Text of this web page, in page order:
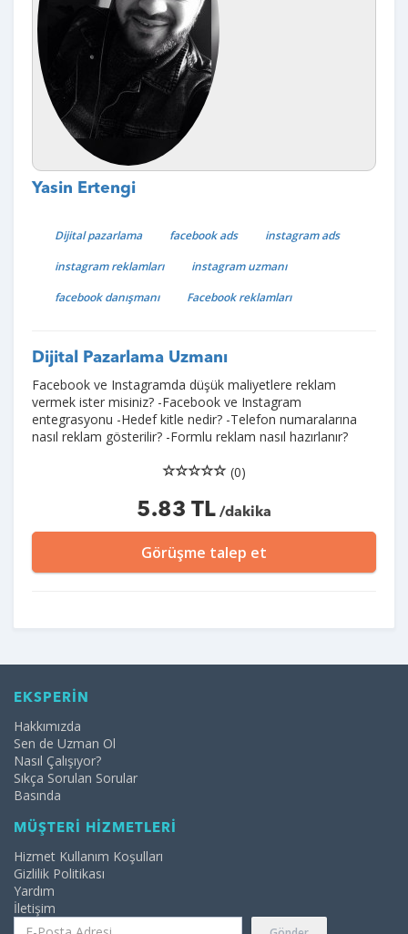
Yasin Ertengi
Dijital pazarlama facebook ads
instagram ads
instagram reklamları
instagram uzmanı
facebook danışmanı
Facebook reklamları
Dijital Pazarlama Uzmanı
Facebook ve Instagramda düşük maliyetlere reklam
vermek ister misiniz? -Facebook ve Instagram
entegrasyonu -Hedef kitle nedir? -Telefon numaralarına
nasıl reklam gösterilir? -Formlu reklam nasıl hazırlanır?
(0)
5.83 TL /dakika
Görüşme talep et
EKSPERİN
Hakkımızda
Sen de Uzman Ol
Nasıl Çalışıyor?
Sıkça Sorulan Sorular
Basında
MÜŞTERİ HİZMETLERİ
Hizmet Kullanım Koşulları
Gizlilik Politikası
Yardım
İletişim